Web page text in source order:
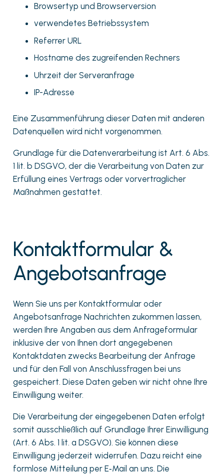
Browsertyp und Browserversion
verwendetes Betriebssystem
Referrer URL
Hostname des zugreifenden Rechners
Uhrzeit der Serveranfrage
IP-Adresse
Eine Zusammenführung dieser Daten mit anderen
Datenquellen wird nicht vorgenommen.
Grundlage für die Datenverarbeitung ist Art. 6 Abs.
1 lit. b DSGVO, der die Verarbeitung von Daten zur
Erfüllung eines Vertrags oder vorvertraglicher
Maßnahmen gestattet.
Kontaktformular &
Angebotsanfrage
Wenn Sie uns per Kontaktformular oder
Angebotsanfrage Nachrichten zukommen lassen,
werden Ihre Angaben aus dem Anfrageformular
inklusive der von Ihnen dort angegebenen
Kontaktdaten zwecks Bearbeitung der Anfrage
und für den Fall von Anschlussfragen bei uns
gespeichert. Diese Daten geben wir nicht ohne Ihre
Einwilligung weiter.
Die Verarbeitung der eingegebenen Daten erfolgt
somit ausschließlich auf Grundlage Ihrer Einwilligung
(Art. 6 Abs. 1 lit. a DSGVO). Sie können diese
Einwilligung jederzeit widerrufen. Dazu reicht eine
formlose Mitteilung per E‑Mail an uns. Die